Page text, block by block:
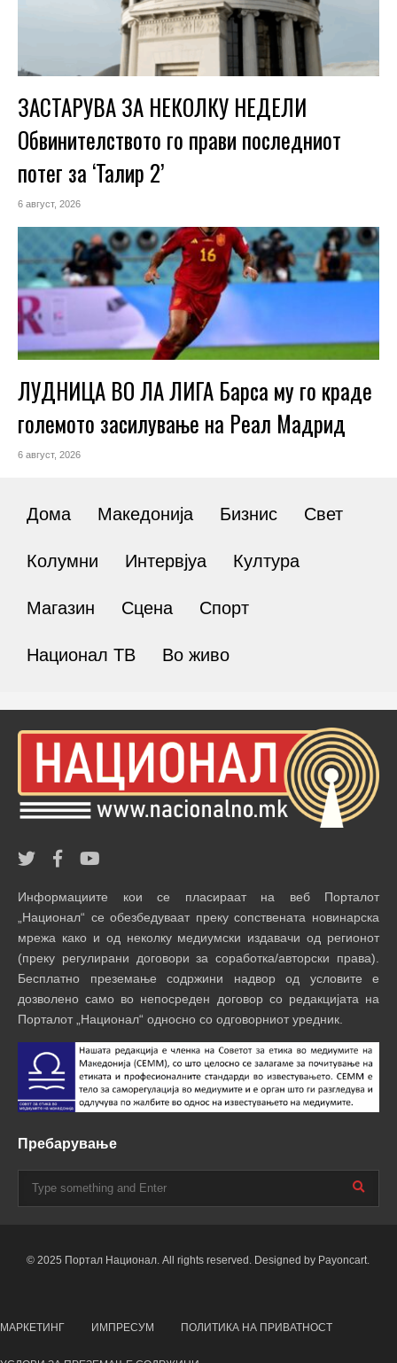
ЗАСТАРУВА ЗА НЕКОЛКУ НЕДЕЛИ
Обвинителството го прави последниот
потег за ‘Талир 2’
6 август, 2026
ЛУДНИЦА ВО ЛА ЛИГА Барса му го краде
големото засилување на Реал Мадрид
6 август, 2026
Дома Македонија Бизнис Свет
Колумни Интервјуа Култура
Магазин Сцена Спорт
Национал ТВ Во живо
Информациите кои се пласираат на веб Порталот
„Национал“ се обезбедуваат преку сопствената новинарска
мрежа како и од неколку медиумски издавачи од регионот
(преку регулирани договори за соработка/авторски права).
Бесплатно преземање содржини надвор од условите е
дозволено само во непосреден договор со редакцијата на
Порталот „Национал“ односно со одговорниот уредник.
Пребарување
© 2025 Портал Национал. All rights reserved. Designed by Payoncart.
МАРКЕТИНГ ИМПРЕСУМ ПОЛИТИКА НА ПРИВАТНОСТ